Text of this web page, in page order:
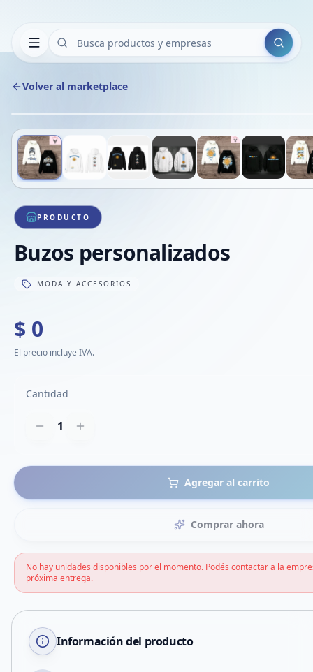
Buscar
Volver al marketplace
1/9
PRODUCTO
Buzos personalizados
MODA Y ACCESORIOS
$ 0
El precio incluye IVA.
Cantidad
1
Agregar al carrito
Comprar ahora
No hay unidades disponibles por el momento. Podés contactar a la
próxima entrega.
Información del producto